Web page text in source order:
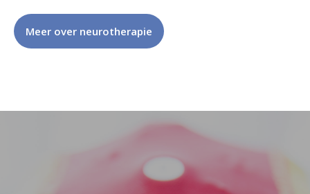
Meer over neurotherapie